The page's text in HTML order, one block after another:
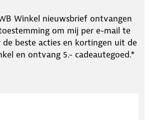
Winkel nieuwsbrief ontvangen
om mij per e-mail te
de beste acties en kortingen uit de
en ontvang 5.- cadeautegoed.*